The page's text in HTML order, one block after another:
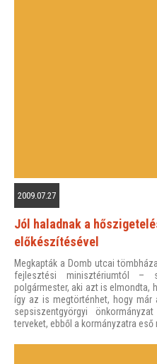
2009.07.27
Jól haladnak a
előkészítésével
Megkapták a Domb utcai
fejlesztési minisztériumtól –
polgármester, aki azt is elmondta,
így az is megtörténhet, hogy már
sepsiszentgyörgyi
terveket, ebből a kormányzatra eső